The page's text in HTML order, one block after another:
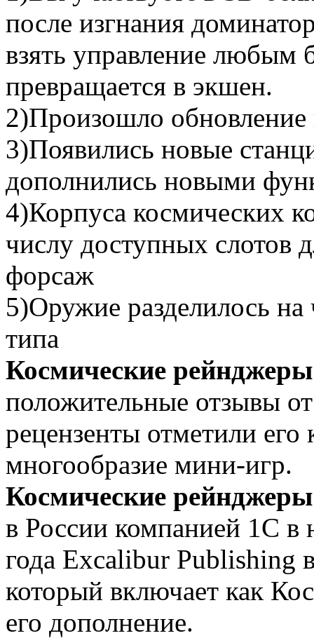
после изгнания
взять управление любым
превращается в экшен.
2)Произошло обновление
3)Появились новые
дополнились новыми
4)Корпуса космических
числу доступных слотов
форсаж
5)Оружие разделилось
типа
Космические
положительные отзывы
рецензенты отметили
многообразие мини-игр.
Космические
в России компанией 1С в
года Excalibur Publishing
который включает как
его дополнение.